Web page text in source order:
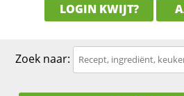
LOGIN KWIJT?
Zoek naar: